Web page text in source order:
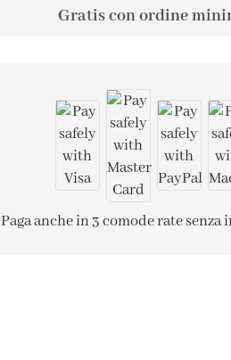
Gratis con ordine
Paga anche in 3 comode rate senza